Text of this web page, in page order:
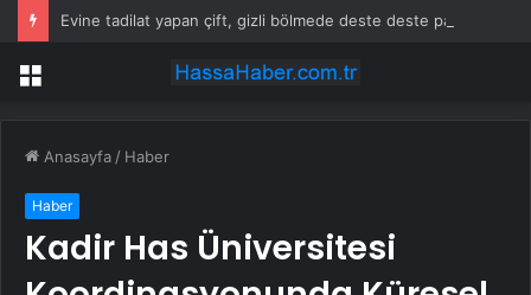
Menü
Anasayfa / Haber
Haber
Kadir Has Üniversitesi